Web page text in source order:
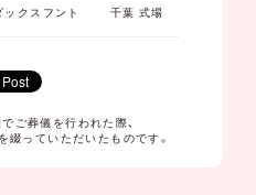
クスフント 千葉 式場
ご葬儀を行われた際、
綴っていただいたものです。